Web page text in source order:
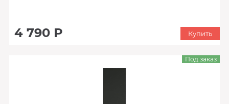
4 790 Р Купить
Под заказ